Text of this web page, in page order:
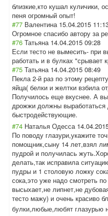
близкие,кто кушал куличики,
пеня огромный опыт!
#77 Валентина 15.04.2015
Огромное спасибо автору за
#76 Татьяна 14.04.2015 09:28
Если тесто не вымесить- при
работать и в булках "срывает
#75 Татьяна 14.04.2015 08:49
Пекла 2-й раз по этому
яйца( белки и желтки взбила
Получилось еще вкуснее. А
дрожжи должны выработаться
быстродействующие.
#74 Наталья Одесса
По поводу глазури,укажите
помощник,сыну 14 лет,взял
пудрой и получилась
делать,так исправила
пудры и 1 столовую ложку
сока,это уже надо смотреть
высыхает,не липнет,не
тесто мажу) и очень красиво
булки,любые,любят глазурью